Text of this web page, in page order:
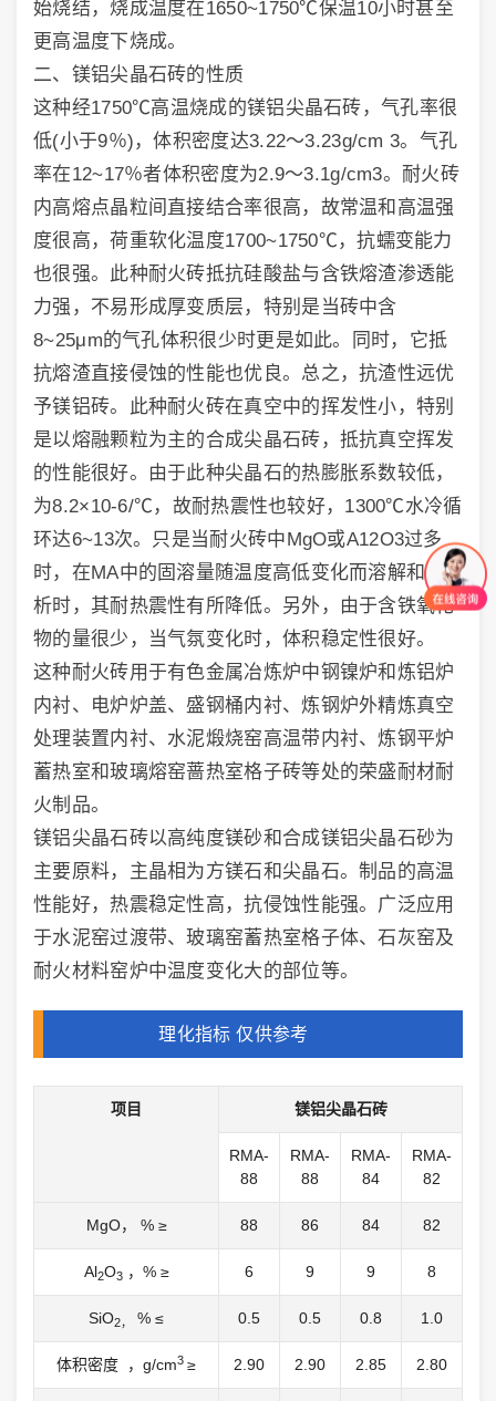
始烧结，烧成温度在1650~1750℃保温10小时甚至
更高温度下烧成。
二、镁铝尖晶石砖的性质
这种经1750℃高温烧成的镁铝尖晶石砖，气孔率很
低(小于9％)，体积密度达3.22～3.23g/cm 3。气孔
率在12~17％者体积密度为2.9～3.1g/cm3。耐火砖
内高熔点晶粒间直接结合率很高，故常温和高温强
度很高，荷重软化温度1700~1750℃，抗蠕变能力
也很强。此种耐火砖抵抗硅酸盐与含铁熔渣渗透能
力强，不易形成厚变质层，特别是当砖中含
8~25μm的气孔体积很少时更是如此。同时，它抵
抗熔渣直接侵蚀的性能也优良。总之，抗渣性远优
予镁铝砖。此种耐火砖在真空中的挥发性小，特别
是以熔融颗粒为主的合成尖晶石砖，抵抗真空挥发
的性能很好。由于此种尖晶石的热膨胀系数较低，
为8.2×10-6/℃，故耐热震性也较好，1300℃水冷循
环达6~13次。只是当耐火砖中MgO或A12O3过多
时，在MA中的固溶量随温度高低变化而溶解和沉
析时，其耐热震性有所降低。另外，由于含铁氧化
物的量很少，当气氛变化时，体积稳定性很好。
这种耐火砖用于有色金属冶炼炉中钢镍炉和炼铝炉
内衬、电炉炉盖、盛钢桶内衬、炼钢炉外精炼真空
处理装置内衬、水泥煅烧窑高温带内衬、炼钢平炉
蓄热室和玻璃熔窑蔷热室格子砖等处的荣盛耐材耐
火制品。
镁铝尖晶石砖以高纯度镁砂和合成镁铝尖晶石砂为
主要原料，主晶相为方镁石和尖晶石。制品的高温
性能好，热震稳定性高，抗侵蚀性能强。广泛应用
于水泥窑过渡带、玻璃窑蓄热室格子体、石灰窑及
耐火材料窑炉中温度变化大的部位等。
理化指标 仅供参考
项目 镁铝尖晶石砖
RMA-
88
RMA-
88
RMA-
84
RMA-
82
MgO， % ≥ 88 86 84 82
Al2O3，% ≥ 6 9 9 8
SiO2， % ≤ 0.5 0.5 0.8 1.0
体积密度 ，g/cm3 ≥ 2.90 2.90 2.85 2.80